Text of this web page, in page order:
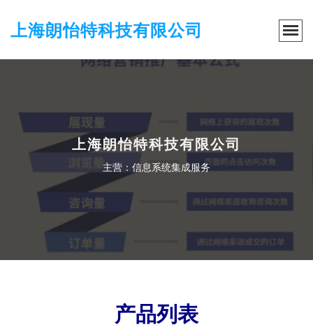
上海朗怡特科技有限公司
上海朗怡特科技有限公司
主营：信息系统集成服务
产品列表